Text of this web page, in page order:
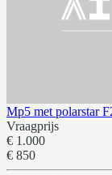
Mp5 met polarstar
Vraagprijs
€ 1.000
€ 850